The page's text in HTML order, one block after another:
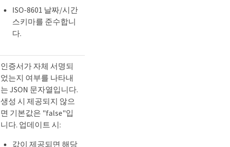
ISO-8601 날짜/시간
스키마를 준수합니
다.
인증서가 자체 서명되
었는지 여부를 나타내
는 JSON 문자열입니다.
생성 시 제공되지 않으
면 기본값은 "false"입
니다. 업데이트 시:
값이 제공되면 해당